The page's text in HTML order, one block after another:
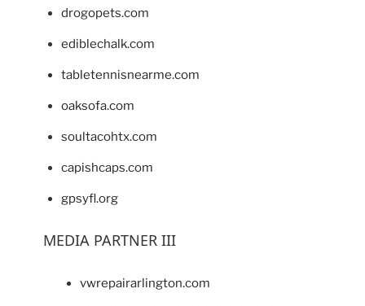
drogopets.com
ediblechalk.com
tabletennisnearme.com
oaksofa.com
soultacohtx.com
capishcaps.com
gpsyfl.org
MEDIA PARTNER III
vwrepairarlington.com